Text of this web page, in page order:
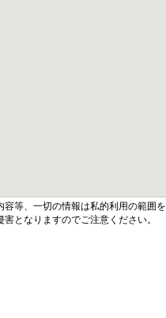
容等、一切の情報は私的利用の範囲を
となりますのでご注意ください。